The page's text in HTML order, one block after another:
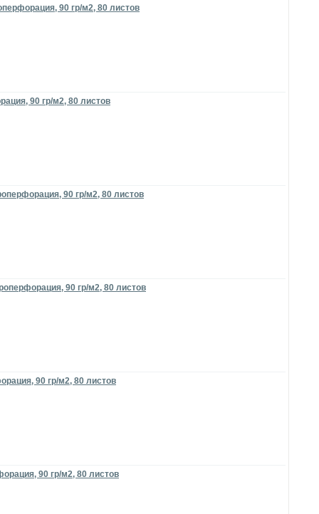
90 гр/м2, 80 листов
90 гр/м2, 80 листов
90 гр/м2, 80 листов
90 гр/м2, 80 листов
90 гр/м2, 80 листов
90 гр/м2, 80 листов